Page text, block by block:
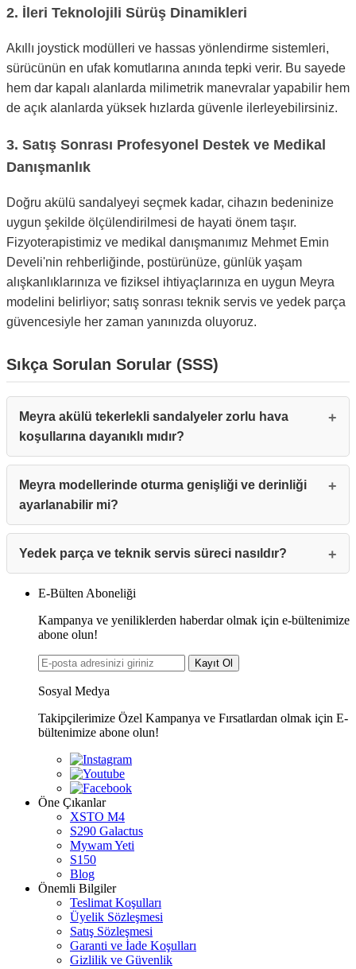
2. İleri Teknolojili Sürüş Dinamikleri
Akıllı joystick modülleri ve hassas yönlendirme sistemleri,
sürücünün en ufak komutlarına anında tepki verir. Bu sayede
hem dar kapalı alanlarda milimetrik manevralar yapabilir hem
de açık alanlarda yüksek hızlarda güvenle ilerleyebilirsiniz.
3. Satış Sonrası Profesyonel Destek ve Medikal
Danışmanlık
Doğru akülü sandalyeyi seçmek kadar, cihazın bedeninize
uygun şekilde ölçülendirilmesi de hayati önem taşır.
Fizyoterapistimiz ve medikal danışmanımız Mehmet Emin
Develi'nin rehberliğinde, postürünüze, günlük yaşam
alışkanlıklarınıza ve fiziksel ihtiyaçlarınıza en uygun Meyra
modelini belirliyor; satış sonrası teknik servis ve yedek parça
güvencesiyle her zaman yanınızda oluyoruz.
Sıkça Sorulan Sorular (SSS)
Meyra akülü tekerlekli sandalyeler zorlu hava
koşullarına dayanıklı mıdır?
Meyra modellerinde oturma genişliği ve derinliği
ayarlanabilir mi?
Yedek parça ve teknik servis süreci nasıldır?
E-Bülten Aboneliği
Kampanya ve yeniliklerden haberdar olmak için e-bültenimize
abone olun!
Kayıt Ol
Sosyal Medya
Takipçilerimize Özel Kampanya ve Fırsatlardan olmak için E-
bültenimize abone olun!
Öne Çıkanlar
XSTO M4
S290 Galactus
Mywam Yeti
S150
Blog
Önemli Bilgiler
Teslimat Koşulları
Üyelik Sözleşmesi
Satış Sözleşmesi
Garanti ve İade Koşulları
Gizlilik ve Güvenlik